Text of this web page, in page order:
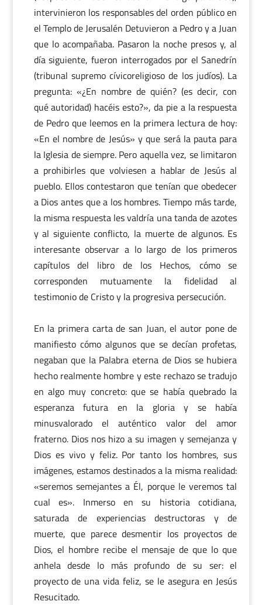
intervinieron los responsables del orden público en
el Templo de Jerusalén Detuvieron a Pedro y a Juan
que lo acompañaba. Pasaron la noche presos y, al
día siguiente, fueron interrogados por el Sanedrín
(tribunal supremo cívicoreligioso de los judíos). La
pregunta: «¿En nombre de quién? (es decir, con
qué autoridad) hacéis esto?», da pie a la respuesta
de Pedro que leemos en la primera lectura de hoy:
«En el nombre de Jesús» y que será la pauta para
la Iglesia de siempre. Pero aquella vez, se limitaron
a prohibirles que volviesen a hablar de Jesús al
pueblo. Ellos contestaron que tenían que obedecer
a Dios antes que a los hombres. Tiempo más tarde,
la misma respuesta les valdría una tanda de azotes
y al siguiente conflicto, la muerte de algunos. Es
interesante observar a lo largo de los primeros
capítulos del libro de los Hechos, cómo se
corresponden mutuamente la fidelidad al
testimonio de Cristo y la progresiva persecución.
En la primera carta de san Juan, el autor pone de
manifiesto cómo algunos que se decían profetas,
negaban que la Palabra eterna de Dios se hubiera
hecho realmente hombre y este rechazo se tradujo
en algo muy concreto: que se había quebrado la
esperanza futura en la gloria y se había
minusvalorado el auténtico valor del amor
fraterno. Dios nos hizo a su imagen y semejanza y
Dios es vivo y feliz. Por tanto los hombres, sus
imágenes, estamos destinados a la misma realidad:
«seremos semejantes a Él, porque le veremos tal
cual es». Inmerso en su historia cotidiana,
saturada de experiencias destructoras y de
muerte, que parece desmentir los proyectos de
Dios, el hombre recibe el mensaje de que lo que
anhela desde lo más profundo de su ser: el
proyecto de una vida feliz, se le asegura en Jesús
Resucitado.